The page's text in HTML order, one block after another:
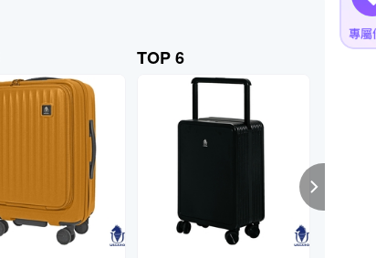
TOP 6